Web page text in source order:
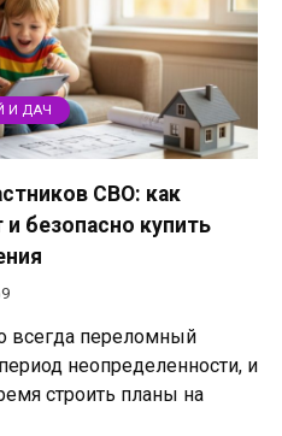
И ДАЧ
СВО: как
безопасно купить
всегда переломный
неопределенности, и
строить планы на